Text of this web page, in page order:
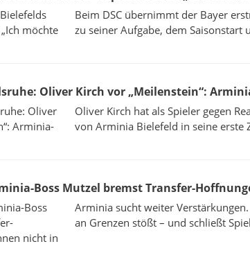
Beim DSC übernimmt der Bayer
zu seiner Aufgabe, dem
Oliver Kirch vor „Meilenstein“:
Oliver Kirch hat als Spieler gegen
von Arminia Bielefeld in seine erste
Boss Mutzel bremst Transfer-
Arminia sucht weiter
an Grenzen stößt – und schließt